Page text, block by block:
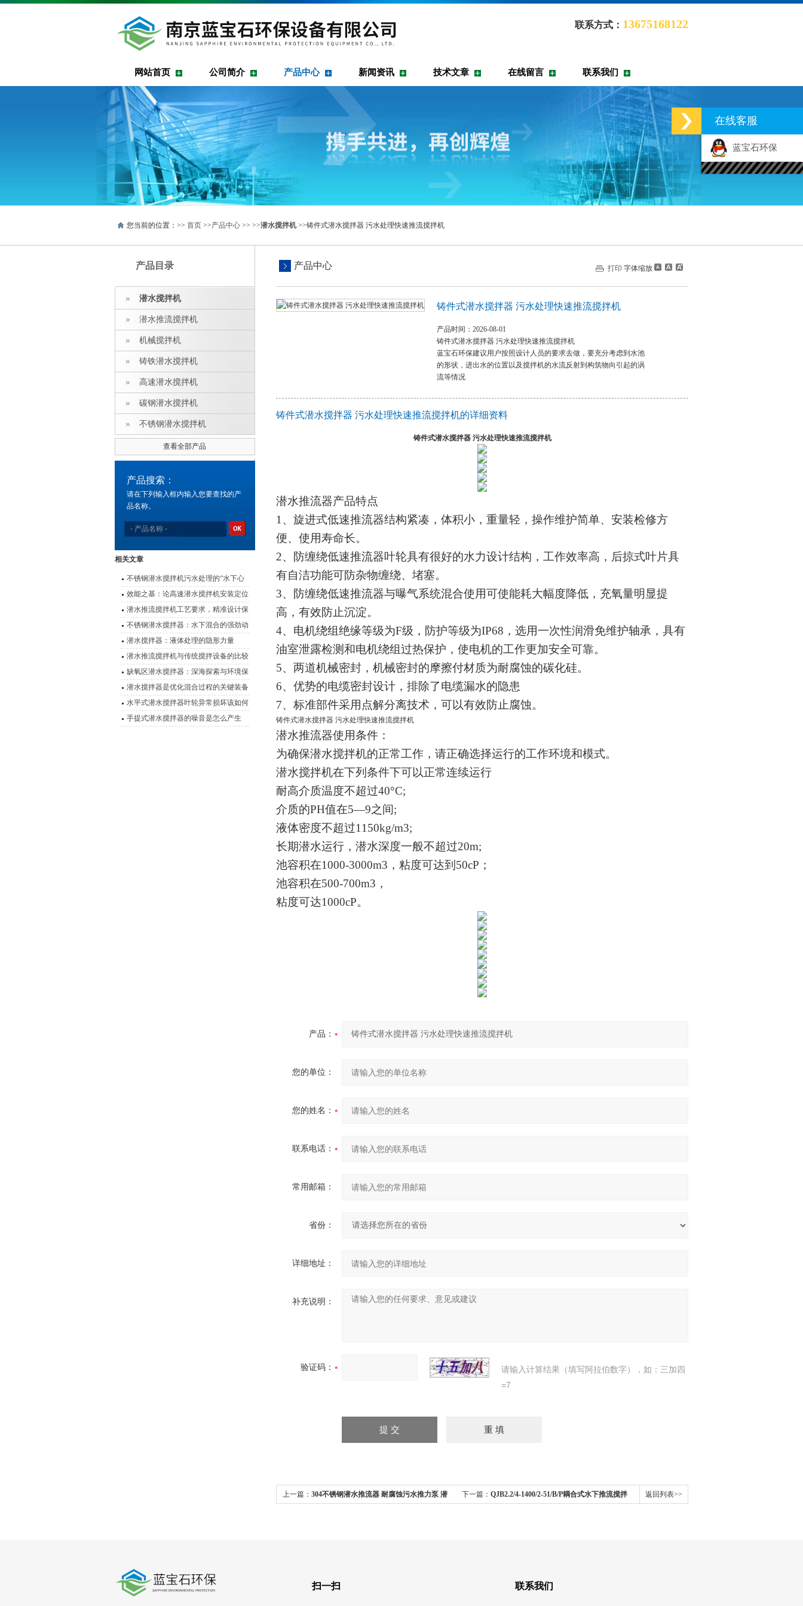
联系方式： 13675168122
网站首页 公司简介 产品中心 新闻资讯 技术文章 在线留言 联系我们
您当前的位置：>> 首页 >>产品中心 >> >>潜水搅拌机>>铸件式潜水搅拌器 污水处理快速推流搅拌机
产品目录
潜水搅拌机
潜水推流搅拌机
机械搅拌机
铸铁潜水搅拌机
高速潜水搅拌机
碳钢潜水搅拌机
不锈钢潜水搅拌机
查看全部产品
产品搜索：
请在下列输入框内输入您要查找的产
品名称。
相关文章
不锈钢潜水搅拌机污水处理的“水下心
脏”
效能之基：论高速潜水搅拌机安装定位
的科学要诀
潜水推流搅拌机工艺要求，精准设计保
障水处理效能
不锈钢潜水搅拌器：水下混合的强劲动
力
潜水搅拌器：液体处理的隐形力量
潜水推流搅拌机与传统搅拌设备的比较
及优势对比
缺氧区潜水搅拌器：深海探索与环境保
护的设备
潜水搅拌器是优化混合过程的关键装备
水平式潜水搅拌器叶轮异常损坏该如何
有效解决呢？
手提式潜水搅拌器的噪音是怎么产生
产品中心 打印 字体缩放
铸件式潜水搅拌器 污水处理快速推流搅拌机
产品时间：2026-08-01
铸件式潜水搅拌器 污水处理快速推流搅拌机
蓝宝石环保建议用户按照设计人员的要求去做，要充分考虑到水池
的形状，进出水的位置以及搅拌机的水流反射到构筑物向引起的涡
流等情况
铸件式潜水搅拌器 污水处理快速推流搅拌机的详细资料
铸件式潜水搅拌器 污水处理快速推流搅拌机
潜水推流器产品特点
1、 旋进式低速推流器结构紧凑，体积小，重量轻，操作维护简单、安装检修方
便、使用寿命长。
2、防缠绕低速推流器叶轮具有很好的水力设计结构，工作效率高，后掠式叶片具
有自洁功能可防杂物缠绕、堵塞。
3、防缠绕低速推流器与曝气系统混合使用可使能耗大幅度降低，充氧量明显提
高，有效防止沉淀。
4、电机绕组绝缘等级为F级，防护等级为IP68，选用一次性润滑免维护轴承，具有
油室泄露检测和电机绕组过热保护，使电机的工作更加安全可靠。
5、两道机械密封，机械密封的摩擦付材质为耐腐蚀的碳化硅。
6、优势的电缆密封设计，排除了电缆漏水的隐患
7、标准部件采用点解分离技术，可以有效防止腐蚀。
铸件式潜水搅拌器 污水处理快速推流搅拌机
潜水推流器使用条件：
为确保潜水搅拌机的正常工作，请正确选择运行的工作环境和模式。
潜水搅拌机在下列条件下可以正常连续运行
耐高介质温度不超过40°C;
介质的PH值在5—9之间;
液体密度不超过1150kg/m3;
长期潜水运行，潜水深度一般不超过20m;
池容积在1000-3000m3，粘度可达到50cP；
池容积在500-700m3，
粘度可达1000cP。
产品：
您的单位：
您的姓名：
联系电话：
常用邮箱：
省份：
详细地址：
补充说明：
验证码：
请输入计算结果（填写阿拉伯数字），如：三加四
=7
上一篇： 304不锈钢潜水推流器 耐腐蚀污水推力泵 潜 下一篇： QJB2.2/4-1400/2-51/B/P耦合式水下推流搅拌 返回列表>>
扫一扫 联系我们
在线客服
蓝宝石环保